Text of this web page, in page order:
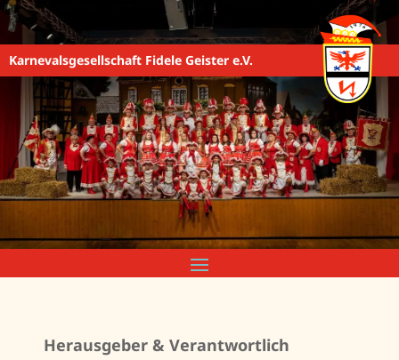
Karnevalsgesellschaft Fidele Geister e.V.
Herausgeber & Verantwortlich